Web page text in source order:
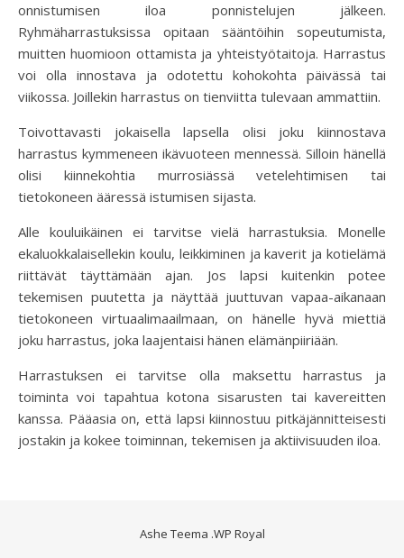
onnistumisen iloa ponnistelujen jälkeen.
Ryhmäharrastuksissa opitaan sääntöihin sopeutumista,
muitten huomioon ottamista ja yhteistyötaitoja. Harrastus
voi olla innostava ja odotettu kohokohta päivässä tai
viikossa. Joillekin harrastus on tienviitta tulevaan ammattiin.
Toivottavasti jokaisella lapsella olisi joku kiinnostava
harrastus kymmeneen ikävuoteen mennessä. Silloin hänellä
olisi kiinnekohtia murrosiässä vetelehtimisen tai
tietokoneen ääressä istumisen sijasta.
Alle kouluikäinen ei tarvitse vielä harrastuksia. Monelle
ekaluokkalaisellekin koulu, leikkiminen ja kaverit ja kotielämä
riittävät täyttämään ajan. Jos lapsi kuitenkin potee
tekemisen puutetta ja näyttää juuttuvan vapaa-aikanaan
tietokoneen virtuaalimaailmaan, on hänelle hyvä miettiä
joku harrastus, joka laajentaisi hänen elämänpiiriään.
Harrastuksen ei tarvitse olla maksettu harrastus ja
toiminta voi tapahtua kotona sisarusten tai kavereitten
kanssa. Pääasia on, että lapsi kiinnostuu pitkäjännitteisesti
jostakin ja kokee toiminnan, tekemisen ja aktiivisuuden iloa.
Ashe Teema .WP Royal